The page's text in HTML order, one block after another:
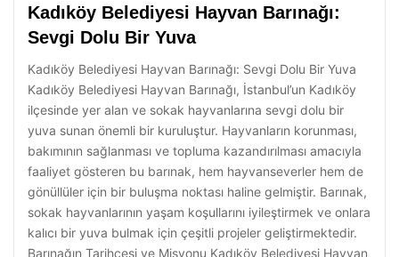
Kadıköy Belediyesi Hayvan Barınağı:
Sevgi Dolu Bir Yuva
Kadıköy Belediyesi Hayvan Barınağı: Sevgi Dolu Bir Yuva
Kadıköy Belediyesi Hayvan Barınağı, İstanbul’un Kadıköy
ilçesinde yer alan ve sokak hayvanlarına sevgi dolu bir
yuva sunan önemli bir kuruluştur. Hayvanların korunması,
bakımının sağlanması ve topluma kazandırılması amacıyla
faaliyet gösteren bu barınak, hem hayvanseverler hem de
gönüllüler için bir buluşma noktası haline gelmiştir. Barınak,
sokak hayvanlarının yaşam koşullarını iyileştirmek ve onlara
kalıcı bir yuva bulmak için çeşitli projeler geliştirmektedir.
Barınağın Tarihçesi ve Misyonu Kadıköy Belediyesi Hayvan